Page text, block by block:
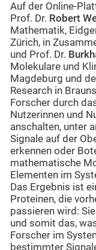
Auf der Online-
Prof. Dr. Robert
Mathematik,
Zürich, in
und Prof. Dr.
Molekulare und
Magdeburg und
Research in
Forscher durch
Nutzerinnen und
anschalten, unter
Signale auf der
erkennen oder
mathematische
Elementen im
Das Ergebnis ist
Proteinen, die
passieren wird:
und somit das,
Forscher im
bestimmter